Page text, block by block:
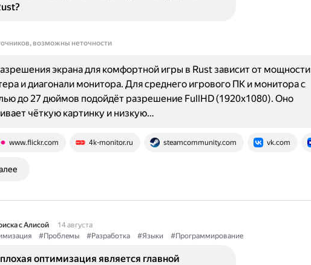
возможны неточности
www.flickr.com 4k-monitor.ru steamcommunity.com vk.com
экрана для комфортной игры в Rust зависит от мощности
и диагонали монитора. Для среднего игрового ПК и монитора с
до 27 дюймов подойдёт разрешение FullHD (1920x1080). Оно
чёткую картинку и низкую…
с Алисой
14 августа
#Проблемы #Разработка #Языки #Программирование
оптимизация является главной